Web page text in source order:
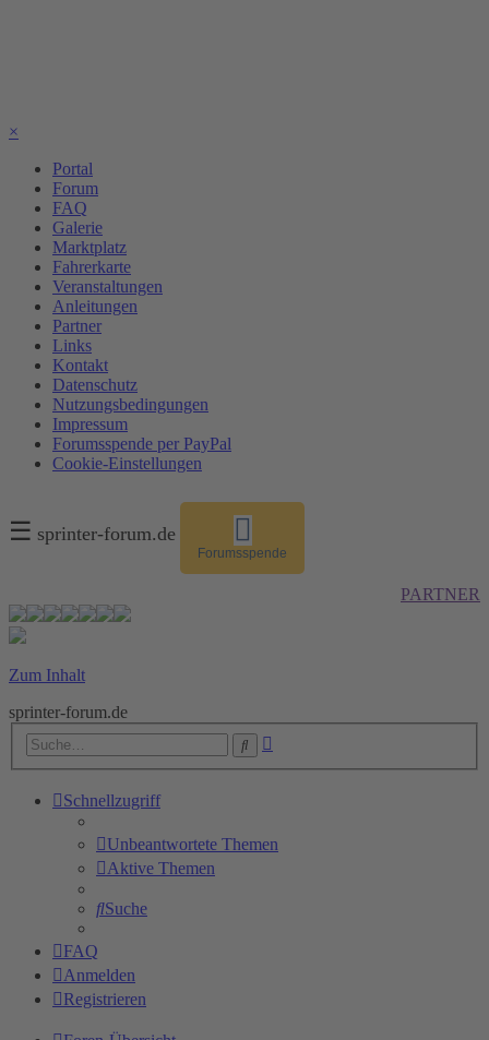
×
Portal
Forum
FAQ
Galerie
Marktplatz
Fahrerkarte
Veranstaltungen
Anleitungen
Partner
Links
Kontakt
Datenschutz
Nutzungsbedingungen
Impressum
Forumsspende per PayPal
Cookie-Einstellungen
☰ sprinter-forum.de
Forumsspende
PARTNER
Zum Inhalt
sprinter-forum.de
Suche
Schnellzugriff
Unbeantwortete Themen
Aktive Themen
Suche
FAQ
Anmelden
Registrieren